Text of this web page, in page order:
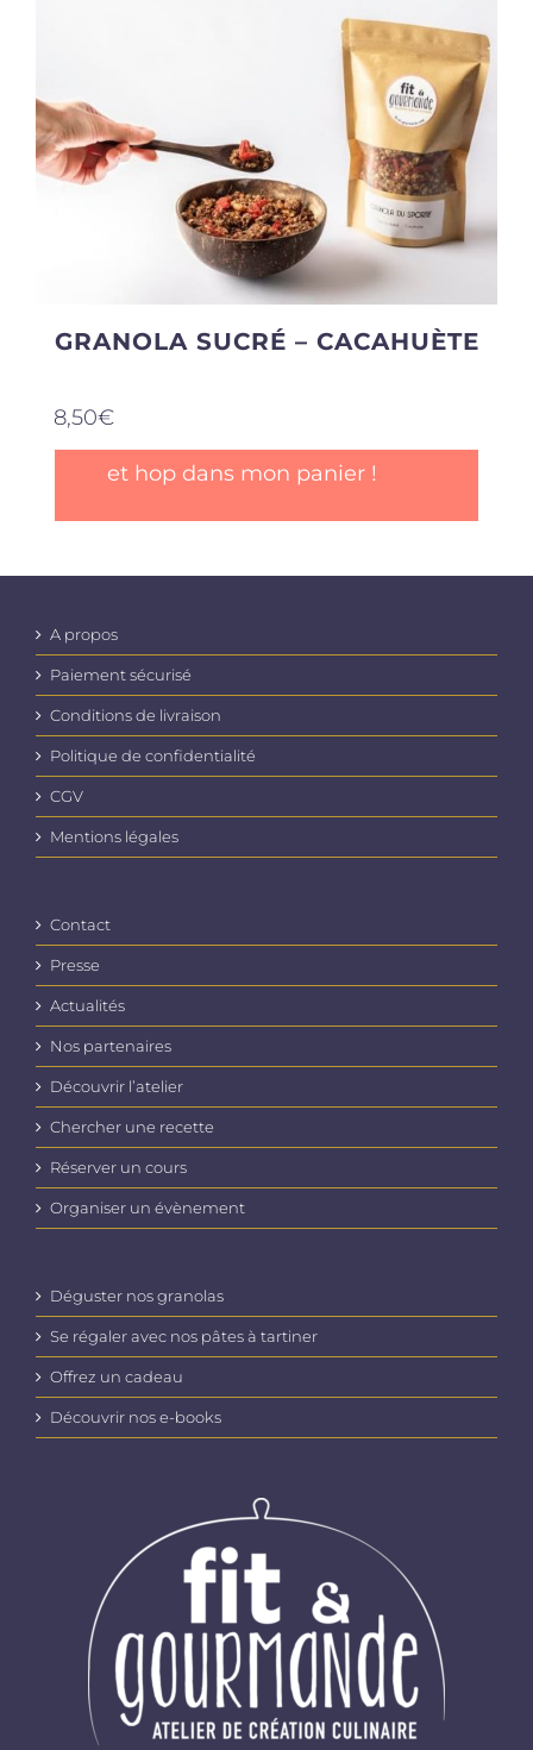
GRANOLA SUCRÉ – CACAHUÈTE
8,50€
et hop dans mon panier !
A propos
Paiement sécurisé
Conditions de livraison
Politique de confidentialité
CGV
Mentions légales
Contact
Presse
Actualités
Nos partenaires
Découvrir l’atelier
Chercher une recette
Réserver un cours
Organiser un évènement
Déguster nos granolas
Se régaler avec nos pâtes à tartiner
Offrez un cadeau
Découvrir nos e-books